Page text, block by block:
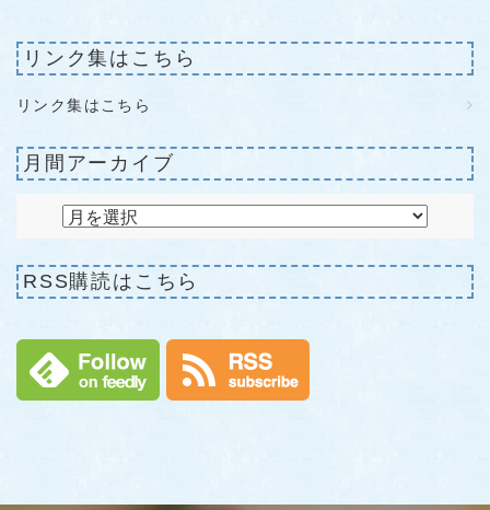
リンク集はこちら
リンク集はこちら
月間アーカイブ
RSS購読はこちら